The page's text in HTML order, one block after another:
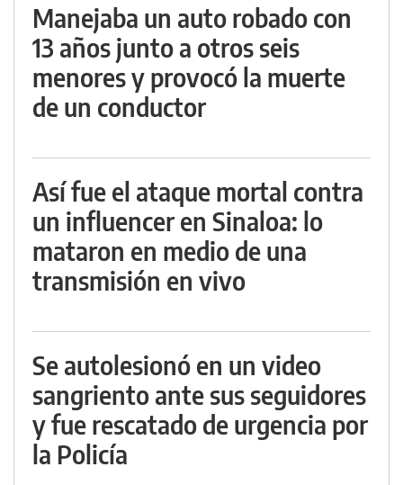
Manejaba un auto robado con
13 años junto a otros seis
menores y provocó la muerte
de un conductor
Así fue el ataque mortal contra
un influencer en Sinaloa: lo
mataron en medio de una
transmisión en vivo
Se autolesionó en un video
sangriento ante sus seguidores
y fue rescatado de urgencia por
la Policía